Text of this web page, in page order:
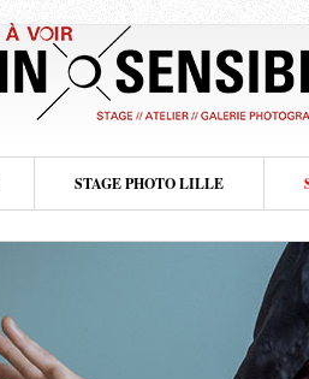
STAGE PHOTO LILLE